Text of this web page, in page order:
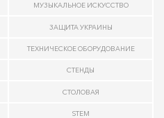
МУЗЫКАЛЬНОЕ ИСКУССТВО
ЗАЩИТА УКРАИНЫ
ТЕХНИЧЕСКОЕ ОБОРУДОВАНИЕ
СТЕНДЫ
СТОЛОВАЯ
STEM